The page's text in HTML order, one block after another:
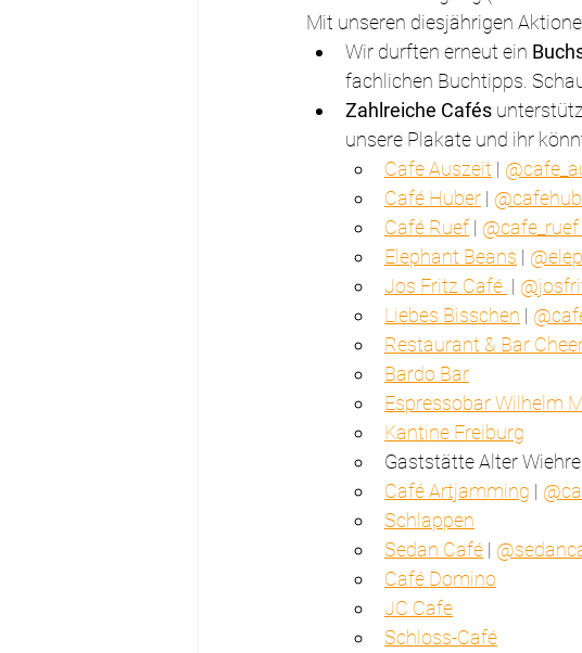
Mit unseren diesjährigen
Wir durften erneut ein
fachlichen Buchtipps.
Zahlreiche Cafés
unsere Plakate und ihr
Cafe Auszeit |
Café Huber |
Café Ruef | @cafe_ruef
Elephant Beans |
Jos Fritz Café |
Liebes Bisschen |
Restaurant & Bar
Bardo Bar
Espressobar Wilhelm
Kantine Freiburg
Gaststätte Alter
Café Artjamming |
Schlappen
Sedan Café |
Café Domino
JC Cafe
Schloss-Café